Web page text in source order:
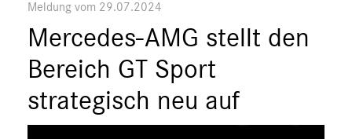
Marken & Produkte
MEDIA
ÜBER UNS
ANSPRECHPARTNER
Meldung vom 29.07.2024
Mercedes-AMG stellt den
Bereich GT Sport
strategisch neu auf